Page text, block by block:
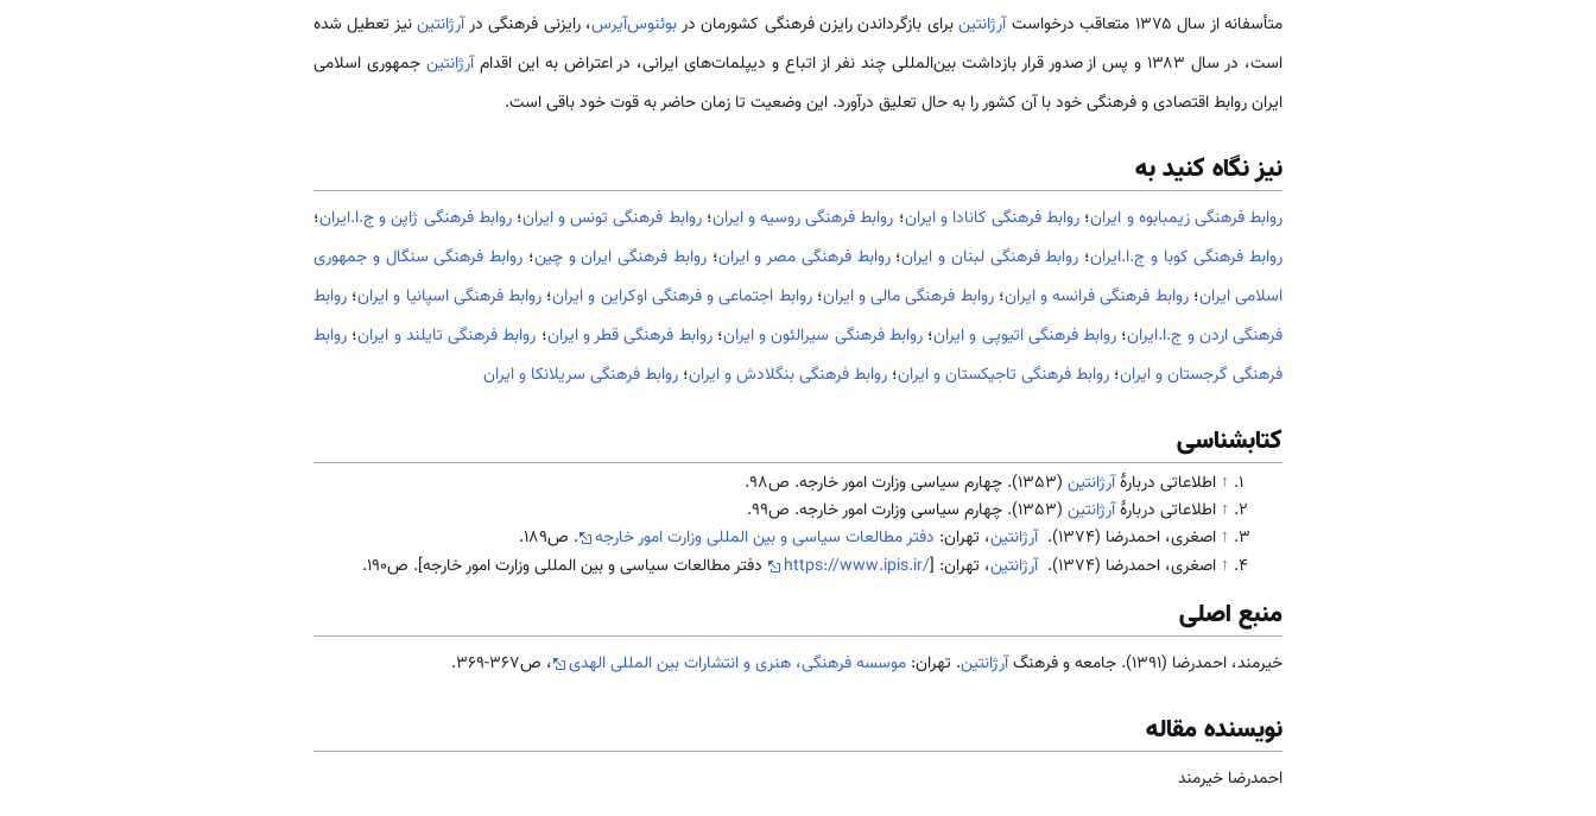
متأسفانه از سال ۱۳۷۵ متعاقب درخواست
آرژانتینبرای بازگرداندن رایزن فرهنگی کشورمان دربوئنوس‌آیرس، رایزنی فرهنگی درآرژانتیننیز تعطیل شده
است، در سال ۱۳۸۳ و پس از صدور قرار بازداشت بین‌المللی چند نفر از اتباع و دیپلمات‌های ایرانی، در اعتراض به این اقدام
آرژانتین جمهوری اسلامی
ایران روابط اقتصادی و فرهنگی خود با آن کشور را به حال تعلیق درآورد. این وضعیت تا زمان حاضر به قوت خود باقی است.
نیز نگاه کنید به
روابط فرهنگی زیمبابوه و ایران؛ روابط فرهنگی کانادا و ایران؛ روابط فرهنگی روسیه و ایران؛روابط فرهنگی تونس و ایران؛روابط فرهنگی ژاپن و ج.ا.ایران؛
روابط فرهنگی کوبا و ج.ا.ایران؛ روابط فرهنگی لبنان و ایران؛روابط فرهنگی مصر و ایران؛روابط فرهنگی ایران و چین؛ روابط فرهنگی سنگال و جمهوری
اسلامی ایران؛روابط فرهنگی فرانسه و ایران؛روابط فرهنگی مالی و ایران؛روابط اجتماعی و فرهنگی اوکراین و ایران؛ روابط فرهنگی اسپانیا و ایران؛ روابط
فرهنگی اردن و ج.ا.ایران؛ روابط فرهنگی اتیوپی و ایران؛روابط فرهنگی سیرالئون و ایران؛روابط فرهنگی قطر و ایران؛ روابط فرهنگی تایلند و ایران؛ روابط
فرهنگی گرجستان و ایران؛ روابط فرهنگی تاجیکستان و ایران؛ روابط فرهنگی بنگلادش و ایران؛ روابط فرهنگی سریلانکا و ایران
کتابشناسی
↑ اطلاعاتی دربارهٔآرژانتین(1353). چهارم سیاسی وزارت امور خارجه. ص98.
↑ اطلاعاتی دربارهٔآرژانتین(1353). چهارم سیاسی وزارت امور خارجه. ص99.
↑ اصغری، احمدرضا (1374). آرژانتین، تهران: دفتر مطالعات سیاسی و بین المللی وزارت امور خارجه
. ص189.
↑ اصغری، احمدرضا (1374). آرژانتین، تهران: [https://www.ipis.ir/ دفتر مطالعات سیاسی و بین المللی وزارت امور خارجه]. ص190.
منبع اصلی
خیرمند، احمدرضا (1391). جامعه و فرهنگ آرژانتین. تهران: موسسه فرهنگی، هنری و انتشارات بین المللی الهدی ، ص367-369.
نویسنده مقاله
احمدرضا خیرمند